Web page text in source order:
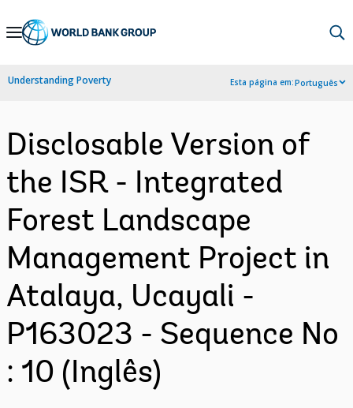
Skip
Navigation
Understanding Poverty Esta página em:Português
Disclosable Version of
the ISR - Integrated
Forest Landscape
Management Project in
Atalaya, Ucayali -
P163023 - Sequence No
: 10 (Inglês)